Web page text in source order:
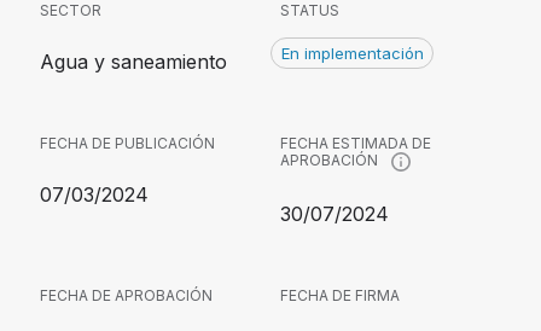
SECTOR
Agua y saneamiento
STATUS
En implementación
FECHA DE PUBLICACIÓN
07/03/2024
FECHA ESTIMADA DE
APROBACIÓN
30/07/2024
FECHA DE APROBACIÓN FECHA DE FIRMA